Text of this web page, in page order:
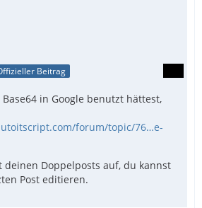
Beitrag
in Google benutzt hättest,
forum/topic/76…e-
deinen Doppelposts auf, du kannst
Post editieren.